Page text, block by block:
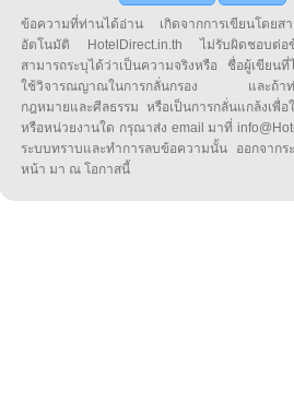
ข้อความที่ท่านได้อ่าน เกิดจากการเขียนโดย
อัตโนมัติ HotelDirect.in.th ไม่รับผิดชอบต่อ
สามารถระบุได้ว่าเป็นความจริงหรือ ชื่อผู้เขียน
ใช้วิจารณญาณในการกลั่นกรอง และถ้าท่า
กฎหมายและศีลธรรม หรือเป็นการกลั่นแกล้งเพื่
หรือหน่วยงานใด กรุณาส่ง email มาที่
ระบบทราบและทำการลบข้อความนั้น ออกจาก
หน้า มา ณ โอกาสนี้